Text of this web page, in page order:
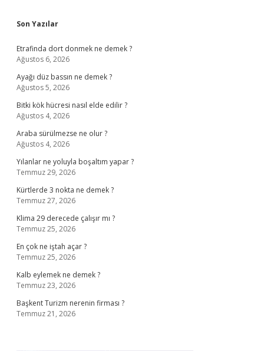
Sidebar
Son Yazılar
Etrafinda dort donmek ne demek ?
Ağustos 6, 2026
Ayağı düz bassın ne demek ?
Ağustos 5, 2026
Bitki kök hücresi nasıl elde edilir ?
Ağustos 4, 2026
Araba sürülmezse ne olur ?
Ağustos 4, 2026
Yılanlar ne yoluyla boşaltım yapar ?
Temmuz 29, 2026
Kürtlerde 3 nokta ne demek ?
Temmuz 27, 2026
Klima 29 derecede çalışır mı ?
Temmuz 25, 2026
En çok ne iştah açar ?
Temmuz 25, 2026
Kalb eylemek ne demek ?
Temmuz 23, 2026
Başkent Turizm nerenin firması ?
Temmuz 21, 2026